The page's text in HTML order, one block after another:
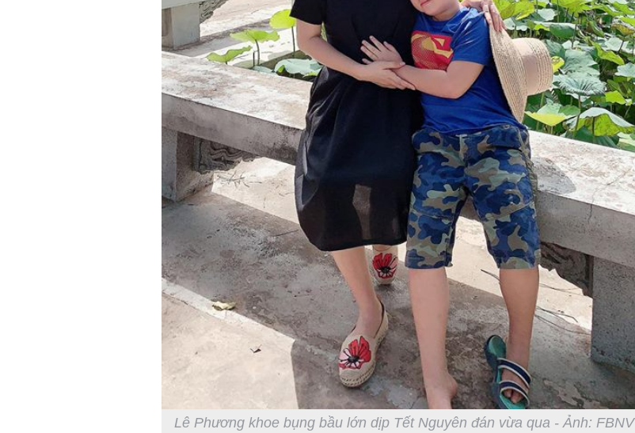
Lê Phương khoe bụng bầu lớn dịp Tết Nguyên đán vừa qua - Ảnh: FBNV